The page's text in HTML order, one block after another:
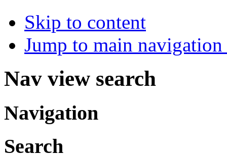
Skip to content
Jump to main
Nav view search
Navigation
Search